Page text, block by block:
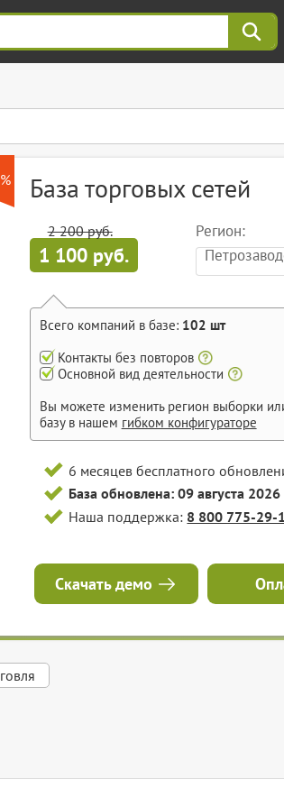
База торговых сетей
2 200 руб.
1 100 руб.
Регион:
Всего компаний в базе: 102 шт
Контакты без повторов
Основной вид деятельности
Вы можете изменить регион выборки
базу в нашем гибком конфигураторе
6 месяцев бесплатного
База обновлена: 09 августа 2026
Наша поддержка: 8 800 775-29-
Скачать демо